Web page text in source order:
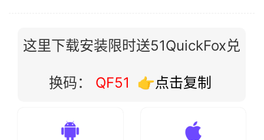
这里下载安装限时送51QuickFox兑
换码： QF51 👉点击复制